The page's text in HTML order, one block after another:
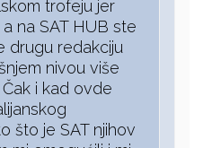
trofeju jer
na SAT HUB ste
drugu redakciju
nivou više
i kad ovde
što je SAT njihov